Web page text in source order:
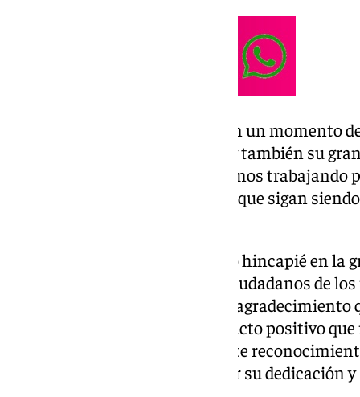
«Su intervención en Valencia, en un momento
capacidad técnica y operativa, y también su
Desde esta institución, seguiremos trabajando
de los recursos necesarios para que sigan
ha hecho hincapié en la
autoridades valencianas y los ciudadanos de
señalando que «las palabras de
Valencia son un reflejo del impacto positivo
la vida de muchas personas. Este
nuestra forma de poner en valor su dedicación